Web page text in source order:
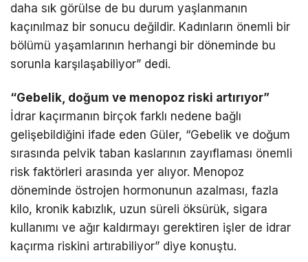
daha sık görülse de bu durum yaşlanmanın
kaçınılmaz bir sonucu değildir. Kadınların önemli bir
bölümü yaşamlarının herhangi bir döneminde bu
sorunla karşılaşabiliyor” dedi.
“Gebelik, doğum ve menopoz riski artırıyor”
İdrar kaçırmanın birçok farklı nedene bağlı
gelişebildiğini ifade eden Güler, “Gebelik ve doğum
sırasında pelvik taban kaslarının zayıflaması önemli
risk faktörleri arasında yer alıyor. Menopoz
döneminde östrojen hormonunun azalması, fazla
kilo, kronik kabızlık, uzun süreli öksürük, sigara
kullanımı ve ağır kaldırmayı gerektiren işler de idrar
kaçırma riskini artırabiliyor” diye konuştu.